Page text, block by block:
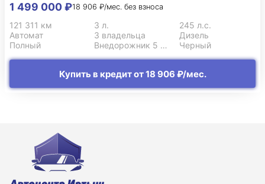
1 499 000 ₽18 906 ₽/мес. без взноса
121 311 км 3 л.
245 л.с.
Автомат
3 владельца
Дизель
Полный
Внедорожник 5 дв. Черный
Купить в кредит от 18 906 ₽/мес.